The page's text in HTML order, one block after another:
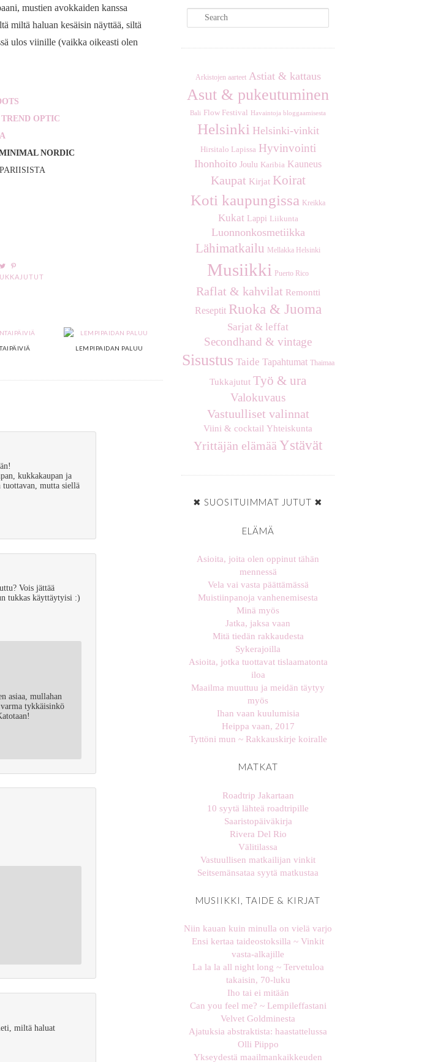
mustien avokkaiden kanssa
miltä haluan kesäisin näyttää, siltä
ulos viinille (vaikka oikeasti olen
TREND OPTIC
NORDIC
LEMPIPAIDAN PALUU
kukkakaupan ja
mutta siellä
Vois jättää
tukkas käyttäytyisi :)
asiaa, mullahan
tykkäisinkö
miltä haluat
e
Arkistojen aarteet Astiat & kattaus
Asut & pukeutuminen
Bali Flow Festival Havaintoja bloggaamisesta
Helsinki Helsinki-vinkit
Hirsitalo Lapissa Hyvinvointi
Ihonhoito Joulu Karibia Kauneus
Kaupat Kirjat Koirat
Koti kaupungissa Kreikka
Kukat Lappi Liikunta
Luonnonkosmetiikka
Lähimatkailu Mellakka Helsinki
Musiikki Puerto Rico
Raflat & kahvilat Remontti
Reseptit Ruoka & Juoma
Sarjat & leffat
Secondhand & vintage
Sisustus Taide Tapahtumat Thaimaa
Tukkajutut Työ & ura
Valokuvaus
Vastuulliset valinnat
Viini & cocktail Yhteiskunta
Yrittäjän elämää Ystävät
✖ SUOSITUIMMAT JUTUT ✖
ELÄMÄ
Asioita, joita olen oppinut tähän
mennessä
Vela vai vasta päättämässä
Muistiinpanoja vanhenemisesta
Minä myös
Jatka, jaksa vaan
Mitä tiedän rakkaudesta
Sykerajoilla
Asioita, jotka tuottavat tislaamatonta
iloa
Maailma muuttuu ja meidän täytyy
myös
Ihan vaan kuulumisia
Heippa vaan, 2017
Tyttöni mun ~ Rakkauskirje koiralle
MATKAT
Roadtrip Jakartaan
10 syytä lähteä roadtripille
Saaristopäiväkirja
Rivera Del Rio
Välitilassa
Vastuullisen matkailijan vinkit
Seitsemänsataa syytä matkustaa
MUSIIKKI, TAIDE & KIRJAT
Niin kauan kuin minulla on vielä varjo
Ensi kertaa taideostoksilla ~ Vinkit
vasta-alkajille
La la la all night long ~ Tervetuloa
takaisin, 70-luku
Iho tai ei mitään
Can you feel me? ~ Lempileffastani
Velvet Goldminesta
Ajatuksia abstraktista: haastattelussa
Olli Piippo
Ykseydestä maailmankaikkeuden